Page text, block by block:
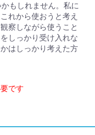
もしれません。私に
れから使おうと考え
察しながら使うこと
しっかり受け入れな
はしっかり考えた方
です